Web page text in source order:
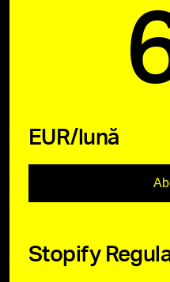
6
EUR/lună
Stopify